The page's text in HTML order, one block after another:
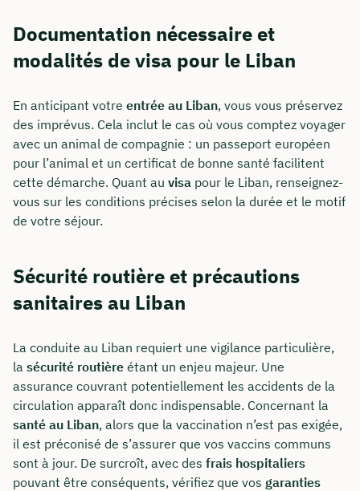
Documentation nécessaire et
modalités de visa pour le Liban
En anticipant votre entrée au Liban, vous vous préservez
des imprévus. Cela inclut le cas où vous comptez voyager
avec un animal de compagnie : un passeport européen
pour l’animal et un certificat de bonne santé facilitent
cette démarche. Quant au visa pour le Liban, renseignez-
vous sur les conditions précises selon la durée et le motif
de votre séjour.
Sécurité routière et précautions
sanitaires au Liban
La conduite au Liban requiert une vigilance particulière,
la sécurité routière étant un enjeu majeur. Une
assurance couvrant potentiellement les accidents de la
circulation apparaît donc indispensable. Concernant la
santé au Liban, alors que la vaccination n’est pas exigée,
il est préconisé de s’assurer que vos vaccins communs
sont à jour. De surcroît, avec des frais hospitaliers
pouvant être conséquents, vérifiez que vos garanties